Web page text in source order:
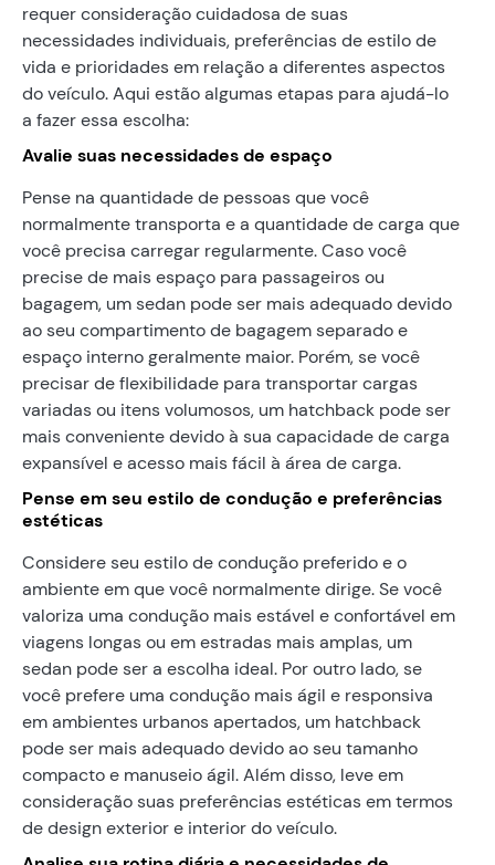
requer consideração cuidadosa de suas
necessidades individuais, preferências de estilo de
vida e prioridades em relação a diferentes aspectos
do veículo. Aqui estão algumas etapas para ajudá-lo
a fazer essa escolha:
Avalie suas necessidades de espaço
Pense na quantidade de pessoas que você
normalmente transporta e a quantidade de carga que
você precisa carregar regularmente. Caso você
precise de mais espaço para passageiros ou
bagagem, um sedan pode ser mais adequado devido
ao seu compartimento de bagagem separado e
espaço interno geralmente maior. Porém, se você
precisar de flexibilidade para transportar cargas
variadas ou itens volumosos, um hatchback pode ser
mais conveniente devido à sua capacidade de carga
expansível e acesso mais fácil à área de carga.
Pense em seu estilo de condução e preferências
estéticas
Considere seu estilo de condução preferido e o
ambiente em que você normalmente dirige. Se você
valoriza uma condução mais estável e confortável em
viagens longas ou em estradas mais amplas, um
sedan pode ser a escolha ideal. Por outro lado, se
você prefere uma condução mais ágil e responsiva
em ambientes urbanos apertados, um hatchback
pode ser mais adequado devido ao seu tamanho
compacto e manuseio ágil. Além disso, leve em
consideração suas preferências estéticas em termos
de design exterior e interior do veículo.